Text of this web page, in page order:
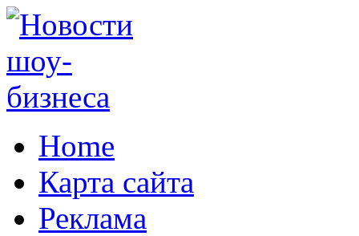
Home
Карта сайта
Реклама